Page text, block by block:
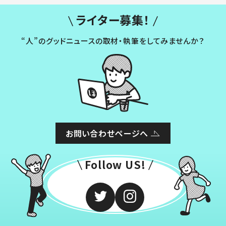
ライター募集！
“人”のグッドニュースの取材・執筆をしてみませんか？
お問い合わせページへ
Follow US!